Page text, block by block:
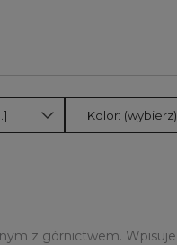
[...] Kolor: (wybierz)
z górnictwem.